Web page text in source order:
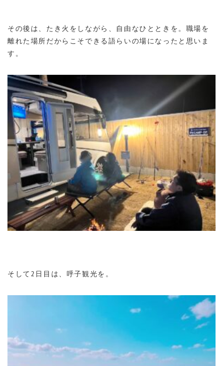
その後は、たき火をしながら、自由なひとときを。職場を
離れた場所だからこそできる語らいの場になったと思いま
す。
そして2日目は、呼子観光を。